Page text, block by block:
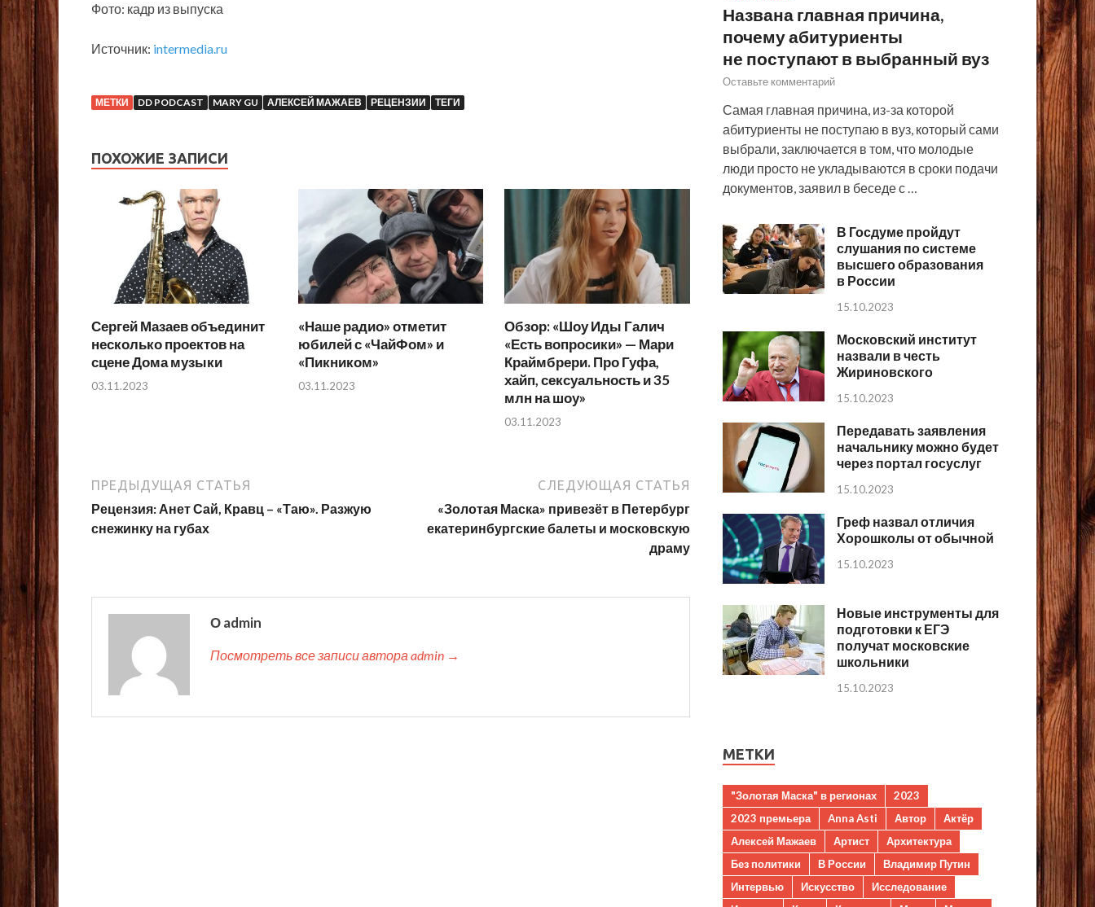
Фото: кадр из выпуска
Источник: intermedia.ru
МЕТКИ DD PODCAST MARY GU АЛЕКСЕЙ МАЖАЕВ РЕЦЕНЗИИ ТЕГИ
ПОХОЖИЕ ЗАПИСИ
Сергей Мазаев объединит
несколько проектов на
сцене Дома музыки
03.11.2023
«Наше радио» отметит
юбилей с «ЧайФом» и
«Пикником»
03.11.2023
Обзор: «Шоу Иды Галич
«Есть вопросики» — Мари
Краймбрери. Про Гуфа,
хайп, сексуальность и 35
млн на шоу»
03.11.2023
ПРЕДЫДУЩАЯ СТАТЬЯ
Рецензия: Анет Сай, Кравц – «Таю». Разжую
снежинку на губах
СЛЕДУЮЩАЯ СТАТЬЯ
«Золотая Маска» привезёт в Петербург
екатеринбургские балеты и московскую
драму
О admin
Посмотреть все записи автора admin →
Названа главная причина,
почему абитуриенты
не поступают в выбранный вуз
Оставьте комментарий
Самая главная причина, из-за которой
абитуриенты не поступаю в вуз, который сами
выбрали, заключается в том, что молодые
люди просто не укладываются в сроки подачи
документов, заявил в беседе с …
В Госдуме пройдут
слушания по системе
высшего образования
в России
15.10.2023
Московский институт
назвали в честь
Жириновского
15.10.2023
Передавать заявления
начальнику можно будет
через портал госуслуг
15.10.2023
Греф назвал отличия
Хорошколы от обычной
15.10.2023
Новые инструменты для
подготовки к ЕГЭ
получат московские
школьники
15.10.2023
МЕТКИ
"Золотая Маска" в регионах
2023
2023 премьера
Anna Asti Автор
Актёр
Алексей Мажаев
Артист
Архитектура
Без политики
В России
Владимир Путин
Интервью
Искусство
Исследование